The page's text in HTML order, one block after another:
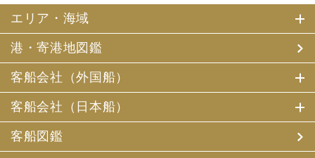
エリア・海域
港・寄港地図鑑
客船会社（外国船）
客船会社（日本船）
客船図鑑